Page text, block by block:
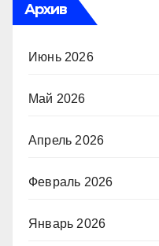
Архив
Июнь 2026
Май 2026
Апрель 2026
Февраль 2026
Январь 2026